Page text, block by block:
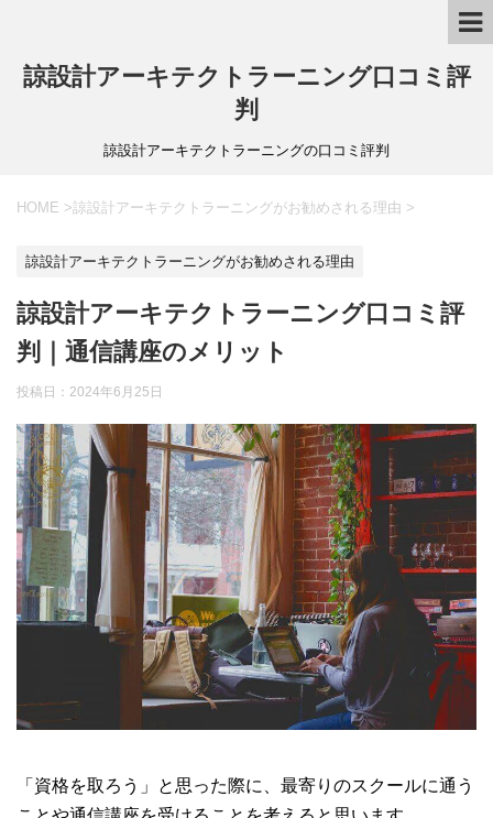
諒設計アーキテクトラーニング口コミ評
判
諒設計アーキテクトラーニングの口コミ評判
HOME >諒設計アーキテクトラーニングがお勧めされる理由 >
諒設計アーキテクトラーニングがお勧めされる理由
諒設計アーキテクトラーニング口コミ評
判｜通信講座のメリット
投稿日： 2024年6月25日
「資格を取ろう」と思った際に、最寄りのスクールに通う